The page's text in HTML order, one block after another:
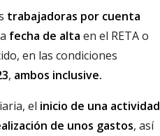
trabajadoras por cuenta
fecha de alta en el RETA o
en las condiciones
, ambos inclusive.
el inicio de una actividad
de unos gastos, así